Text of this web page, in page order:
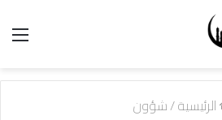
الرئيسية/شؤون